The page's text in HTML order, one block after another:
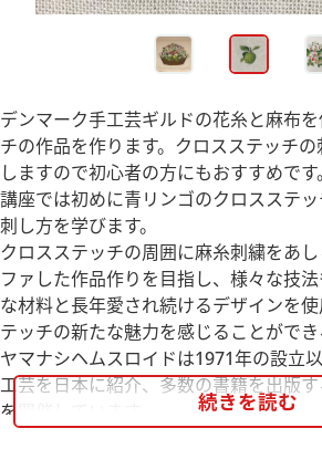
デンマーク手工芸ギルドの花糸と麻布
チの作品を作ります。クロスステッチ
しますので初心者の方にもおすすめです。
講座では初めに青リンゴのクロスステ
刺し方を学びます。
クロスステッチの周囲に麻糸刺繍をあ
ファした作品作りを目指し、様々な技
な材料と長年愛され続けるデザインを
テッチの新たな魅力を感じることができ
ヤマナシヘムスロイドは1971年の設立
工芸を日本に紹介、多数の書籍を出版
を開催しています。
続きを読む